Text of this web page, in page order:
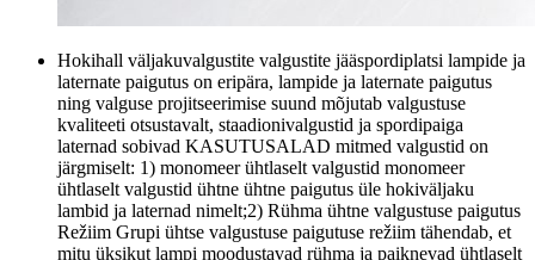
Hokihall väljakuvalgustite valgustite jääspordiplatsi lampide ja
laternate paigutus on eripära, lampide ja laternate paigutus
ning valguse projitseerimise suund mõjutab valgustuse
kvaliteeti otsustavalt, staadionivalgustid ja spordipaiga
laternad sobivad KASUTUSALAD mitmed valgustid on
järgmiselt: 1) monomeer ühtlaselt valgustid monomeer
ühtlaselt valgustid ühtne ühtne paigutus üle hokiväljaku
lambid ja laternad nimelt;2) Rühma ühtne valgustuse paigutus
Režiim Grupi ühtse valgustuse paigutuse režiim tähendab, et
mitu üksikut lampi moodustavad rühma ja paiknevad ühtlaselt